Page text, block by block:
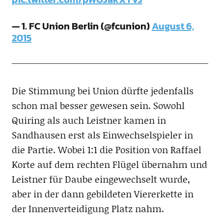
— 1. FC Union Berlin (@fcunion)August 6,
2015
Die Stimmung bei Union dürfte jedenfalls
schon mal besser gewesen sein. Sowohl
Quiring als auch Leistner kamen in
Sandhausen erst als Einwechselspieler in
die Partie. Wobei 1:1 die Position von Raffael
Korte auf dem rechten Flügel übernahm und
Leistner für Daube eingewechselt wurde,
aber in der dann gebildeten Viererkette in
der Innenverteidigung Platz nahm.